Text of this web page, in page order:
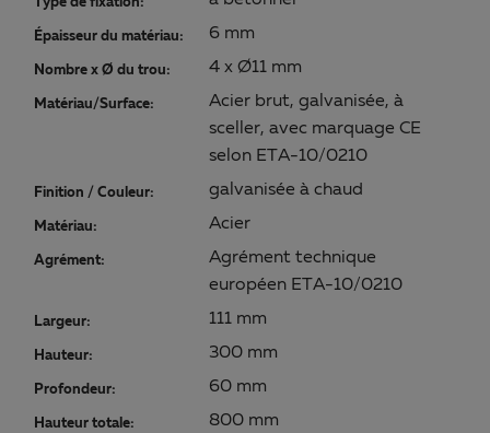
Épaisseur du matériau: 6 mm
Nombre x Ø du trou: 4 x Ø11 mm
Matériau/Surface:
Acier brut, galvanisée, à
sceller, avec marquage CE
selon ETA-10/0210
Finition / Couleur: galvanisée à chaud
Matériau: Acier
Agrément:
Agrément technique
européen ETA-10/0210
Largeur: 111 mm
Hauteur: 300 mm
Profondeur: 60 mm
Hauteur totale: 800 mm